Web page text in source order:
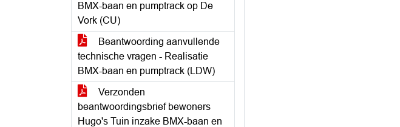
BMX-baan en pumptrack op De
Vork (CU)
Beantwoording aanvullende
technische vragen - Realisatie
BMX-baan en pumptrack (LDW)
Verzonden
beantwoordingsbrief bewoners
Hugo's Tuin inzake BMX-baan en